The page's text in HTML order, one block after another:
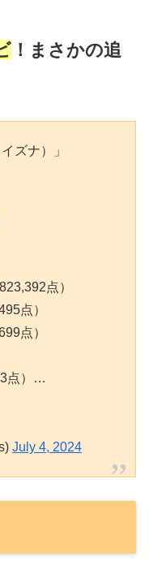
！まさかの追
ズナ）」
点）
点）
点）
点）…
July 4, 2024